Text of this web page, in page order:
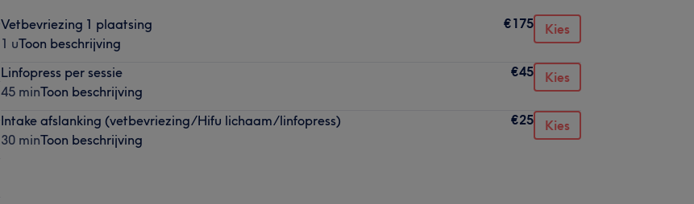
Vetbevriezing 1 plaatsing
1 uToon beschrijving
€175 Kies
Linfopress per sessie
45 minToon beschrijving
€45 Kies
Intake afslanking (vetbevriezing/Hifu lichaam/linfopress)
30 minToon beschrijving
€25 Kies